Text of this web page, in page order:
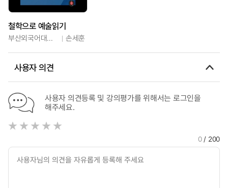
철학으로 예술읽기
부산외국어대학교 손세훈
사용자 의견
사용자 의견등록 및 강의평가를 위해서는 로그인을
해주세요.
0/ 200